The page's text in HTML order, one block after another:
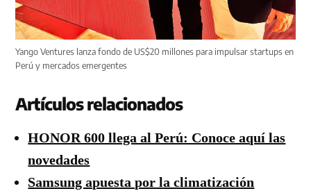
Yango Ventures lanza fondo de US$20 millones para impulsar startups en
Perú y mercados emergentes
Artículos relacionados
HONOR 600 llega al Perú: Conoce aquí las
novedades
Samsung apuesta por la climatización